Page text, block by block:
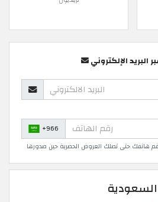
الإلكتروني
+966
رقم هاتفك حتى تصلك العروض الحصرية حين صدورها